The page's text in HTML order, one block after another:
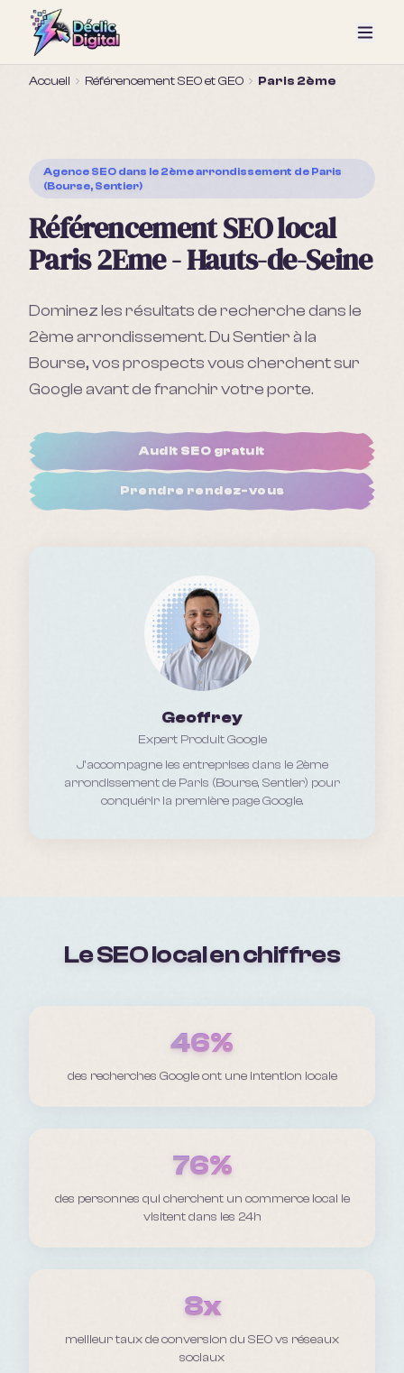
Accueil Référencement SEO et GEO Paris 2ème
Agence SEO dans le 2ème arrondissement de Paris
(Bourse, Sentier)
Référencement SEO local
Paris 2Eme - Hauts-de-Seine
Dominez les résultats de recherche dans le
2ème arrondissement. Du Sentier à la
Bourse, vos prospects vous cherchent sur
Google avant de franchir votre porte.
Audit SEO gratuit
Prendre rendez-vous
Geoffrey
Expert Produit Google
J'accompagne les entreprises dans le 2ème
arrondissement de Paris (Bourse, Sentier) pour
conquérir la première page Google.
Le SEO local en chiffres
46%
des recherches Google ont une intention locale
76%
des personnes qui cherchent un commerce local le
visitent dans les 24h
8x
meilleur taux de conversion du SEO vs réseaux
sociaux